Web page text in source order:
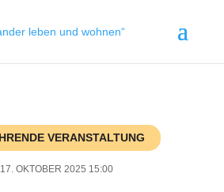
VERANSTALTUNG
17. OKTOBER 2025 15:00